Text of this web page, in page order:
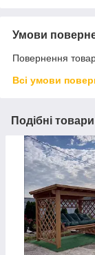
Умови
Повернення
Всі умови
Подібні